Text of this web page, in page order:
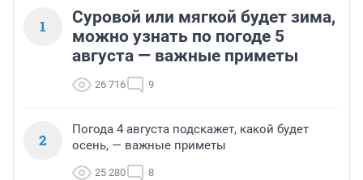
1
Суровой или мягкой будет зима,
можно узнать по погоде 5
августа — важные приметы
26 716 9
2
Погода 4 августа подскажет, какой будет
осень, — важные приметы
25 280 8